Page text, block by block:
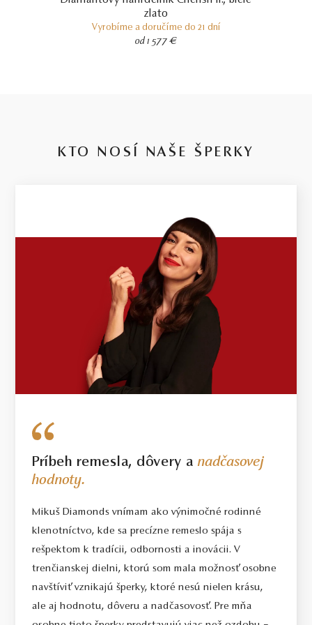
zlato
Vyrobíme a doručíme do 21 dní
od 1 577 €
KTO NOSÍ NAŠE ŠPERKY
Príbeh remesla, dôvery anadčasovej
hodnoty.
Mikuš Diamonds vnímam ako výnimočné rodinné
klenotníctvo, kde sa precízne remeslo spája s
rešpektom k tradícii, odbornosti a inovácii. V
trenčianskej dielni, ktorú som mala možnosť osobne
navštíviť vznikajú šperky, ktoré nesú nielen krásu,
ale aj hodnotu, dôveru a nadčasovosť. Pre mňa